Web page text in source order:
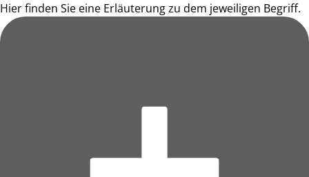
Hier finden Sie eine Erläuterung zu dem jeweiligen Begriff.